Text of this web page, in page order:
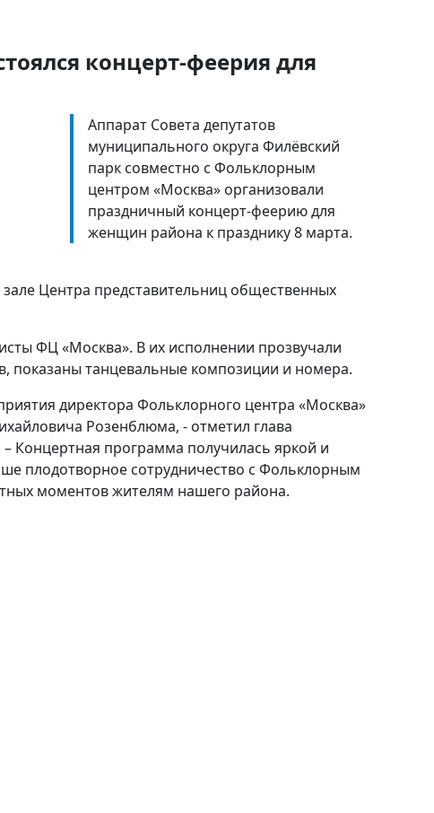
концерт-феерия для
Аппарат Совета депутатов
муниципального округа Филёвский
парк совместно с Фольклорным
центром «Москва» организовали
праздничный концерт-феерию для
женщин района к празднику 8 марта.
Центра представительниц общественных
ФЦ «Москва». В их исполнении прозвучали
показаны танцевальные композиции и номера.
директора Фольклорного центра «Москва»
Розенблюма, - отметил глава
Концертная программа получилась яркой и
плодотворное сотрудничество с Фольклорным
моментов жителям нашего района.